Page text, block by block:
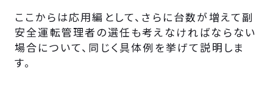
ここからは応用編として、さらに台数が増えて副
安全運転管理者の選任も考えなければならない
場合について、同じく具体例を挙げて説明しま
す。